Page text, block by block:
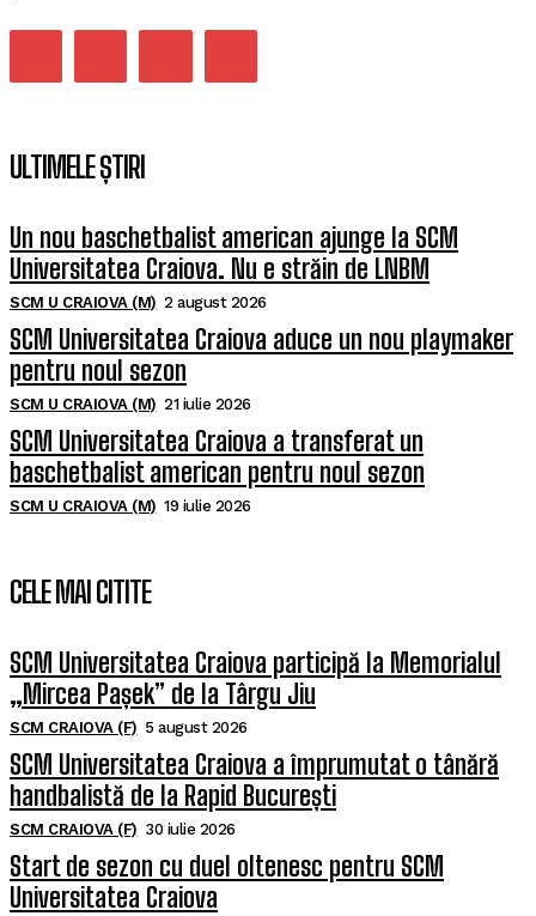
ULTIMELE ȘTIRI
Un nou baschetbalist american ajunge la SCM
Universitatea Craiova. Nu e străin de LNBM
SCM U CRAIOVA (M) 2 august 2026
SCM Universitatea Craiova aduce un nou playmaker
pentru noul sezon
SCM U CRAIOVA (M) 21 iulie 2026
SCM Universitatea Craiova a transferat un
baschetbalist american pentru noul sezon
SCM U CRAIOVA (M) 19 iulie 2026
CELE MAI CITITE
SCM Universitatea Craiova participă la Memorialul
„Mircea Pașek” de la Târgu Jiu
SCM CRAIOVA (F) 5 august 2026
SCM Universitatea Craiova a împrumutat o tânără
handbalistă de la Rapid București
SCM CRAIOVA (F) 30 iulie 2026
Start de sezon cu duel oltenesc pentru SCM
Universitatea Craiova